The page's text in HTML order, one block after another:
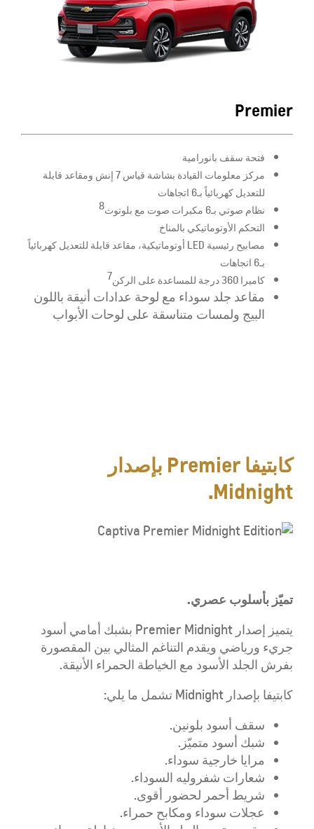
Premier
فتحة سقف بانورامية
مركز معلومات القيادة بشاشة قياس 7 إنش ومقاعد قابلة
للتعديل كهربائياً بـ6 اتجاهات
نظام صوتي بـ6 مكبرات صوت مع بلوتوث
8
التحكم الأوتوماتيكي بالمناخ
مصابيح رئيسية LED أوتوماتيكية، مقاعد قابلة للتعديل كهربائياً
بـ6 اتجاهات
كاميرا 360 درجة للمساعدة على الركن
7
مقاعد جلد سوداء مع لوحة عدادات أنيقة باللون
البيج ولمسات متناسقة على لوحات الأبواب
كابتيفا Premier بإصدار
Midnight.
تميّز بأسلوب عصري.
يتميز إصدار Premier Midnight بشبك أمامي أسود
جريء ورياضي ويقدم التناغم المثالي بين المقصورة
بفرش الجلد الأسود مع الخياطة الحمراء الأنيقة.
كابتيفا بإصدار Midnight تشمل ما يلي:
سقف أسود بلونين.
شبك أسود متميّز.
مرايا خارجية سوداء.
شعارات شفروليه السوداء.
شريط أحمر لحضور أقوى.
عجلات سوداء ومكابح حمراء.